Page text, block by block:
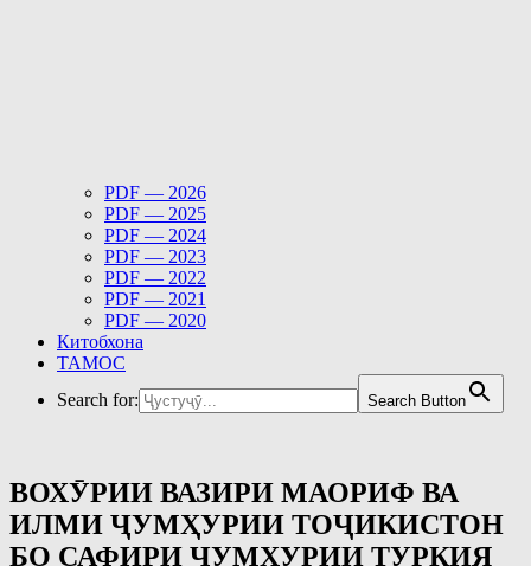
PDF — 2026
PDF — 2025
PDF — 2024
PDF — 2023
PDF — 2022
PDF — 2021
PDF — 2020
Китобхона
ТАМОС
Search for:
Search Button
ВОХӮРИИ ВАЗИРИ МАОРИФ ВА
ИЛМИ ҶУМҲУРИИ ТОҶИКИСТОН
БО САФИРИ ҶУМҲУРИИ ТУРКИЯ